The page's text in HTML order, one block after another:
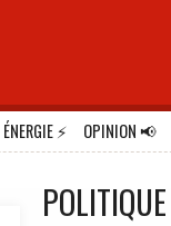
ÉNERGIE⚡ OPINION📢
POLITIQUE